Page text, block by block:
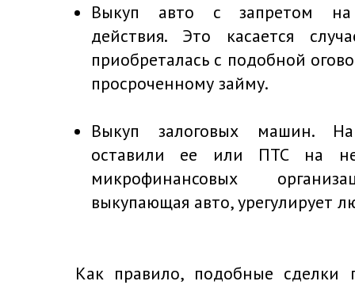
Выкуп авто с запретом на
действия. Это касается
приобреталась с подобной
просроченному займу.
Выкуп залоговых машин.
оставили ее или ПТС на
микрофинансовых
выкупающая авто, урегулирует
Как правило, подобные сделки